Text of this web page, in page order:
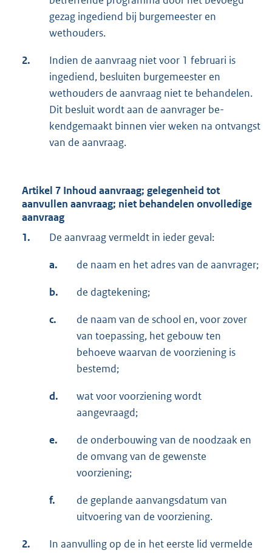
ge­zag ingediend bij burgemeester en
wethouders.
2.
Indien de aanvraag niet voor 1 februari is
ingediend, besluiten burgemeester en
wethou­ders de aanvraag niet te behandelen.
Dit besluit wordt aan de aanvrager be­
kendgemaakt binnen vier weken na ontvangst
van de aanvraag.
Artikel 7 Inhoud aanvraag; gelegenheid tot
aanvullen aanvraag; niet behandelen onvolledige
aanvraag
1.
De aanvraag vermeldt in ieder geval:
a. de naam en het adres van de aanvrager;
b. de dagtekening;
c.
de naam van de school en, voor zover
van toepassing, het gebouw ten
behoeve waar­van de voorziening is
bestemd;
d.
wat voor voorziening wordt
aangevraagd;
e.
de onderbouwing van de noodzaak en
de omvang van de gewenste
voorziening;
f.
de geplande aanvangsdatum van
uitvoering van de voorziening.
2.
In aanvulling op de in het eerste lid vermelde